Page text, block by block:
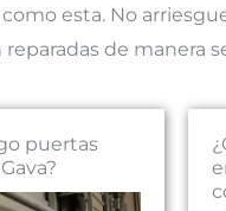
esta. No
de manera
puertas